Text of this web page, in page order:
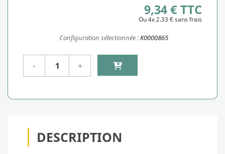
9,34 € TTC
Ou 4x 2.33 € sans frais
Configuration sélectionnée :K0000865
DESCRIPTION